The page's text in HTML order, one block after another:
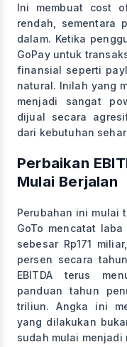
Ini membuat cost
rendah, sementara
dalam. Ketika
GoPay untuk
finansial seperti
natural. Inilah yang
menjadi sangat
dijual secara
dari kebutuhan
Perbaikan
Mulai Berjalan
Perubahan ini mulai
GoTo mencatat
sebesar Rp171
persen secara
EBITDA terus
panduan tahun
triliun. Angka ini
yang dilakukan
sudah mulai